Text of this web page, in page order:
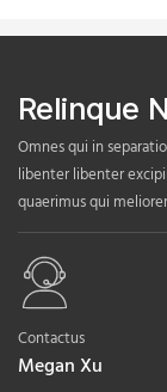
Relinque
Omnes qui in
libenter libenter
quaerimus qui
Contactus
Megan Xu